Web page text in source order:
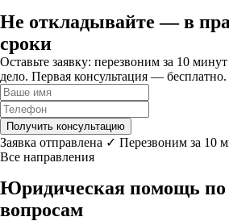
Не откладывайте — в
сроки
Оставьте заявку: перезвоним за 10
дело. Первая консультация — бесплатно.
Получить консультацию
Заявка отправлена ✓ Перезвоним за 10
Все направления
Юридическая помощь
вопросам